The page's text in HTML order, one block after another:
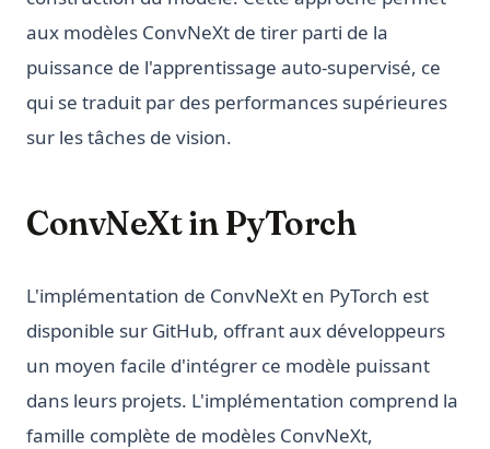
aux modèles ConvNeXt de tirer parti de la
puissance de l'apprentissage auto-supervisé, ce
qui se traduit par des performances supérieures
sur les tâches de vision.
ConvNeXt in PyTorch
L'implémentation de ConvNeXt en PyTorch est
disponible sur GitHub, offrant aux développeurs
un moyen facile d'intégrer ce modèle puissant
dans leurs projets. L'implémentation comprend la
famille complète de modèles ConvNeXt,